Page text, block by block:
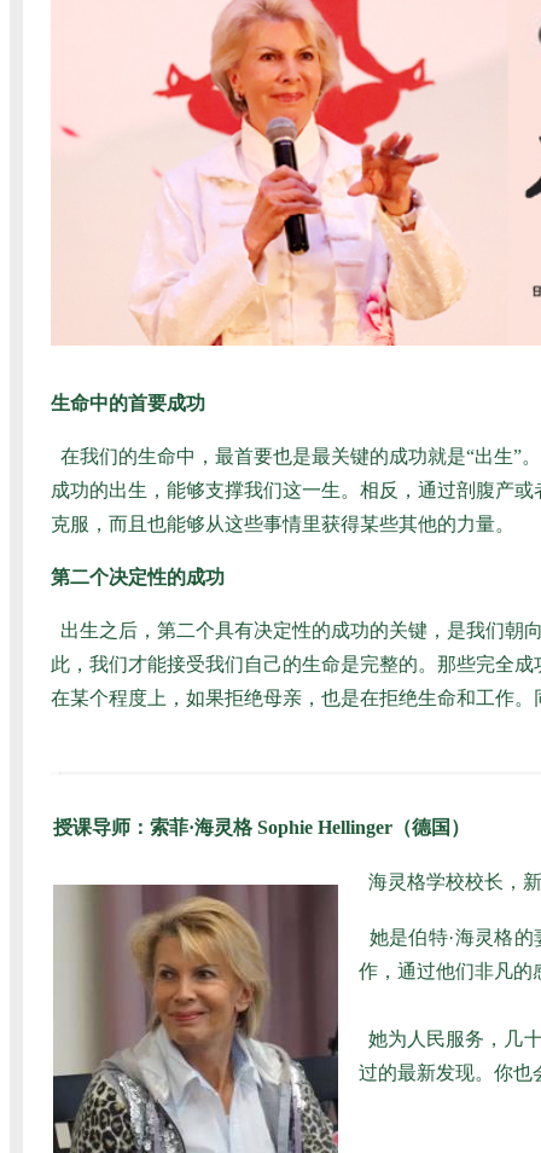
生命中的首要成功
在我们的生命中，最首要也是最关键的成功就是“出生”
成功的出生，能够支撑我们这一生。相反，通过剖腹产
克服，而且也能够从这些事情里获得某些其他的力量。
第二个决定性的成功
出生之后，第二个具有决定性的成功的关键，是我们朝
此，我们才能接受我们自己的生命是完整的。那些完全
在某个程度上，如果拒绝母亲，也是在拒绝生命和工作
授课导师：索菲·海灵格 Sophie Hellinger（德国）
海灵格学校校长，
她是伯特·海灵格
作，通过他们非凡的
她为人民服务，几
过的最新发现。你也